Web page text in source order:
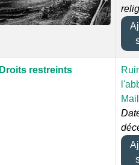
Droits restreints